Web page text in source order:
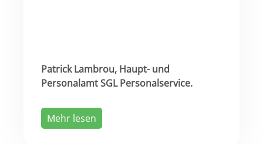
Patrick Lambrou, Haupt- und
Personalamt SGL Personalservice.
Mehr lesen